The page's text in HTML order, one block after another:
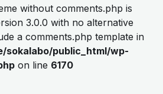
without comments.php is
3.0.0 with no alternative
a comments.php template in
sokalabo/public_html/wp-
on line 6170